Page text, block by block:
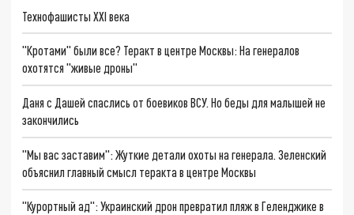
Технофашисты XXI века
"Кротами" были все? Теракт в центре Москвы: На генералов
охотятся "живые дроны"
Даня с Дашей спаслись от боевиков ВСУ. Но беды для малышей не
закончились
"Мы вас заставим": Жуткие детали охоты на генерала. Зеленский
объяснил главный смысл теракта в центре Москвы
"Курортный ад": Украинский дрон превратил пляж в Геленджике в